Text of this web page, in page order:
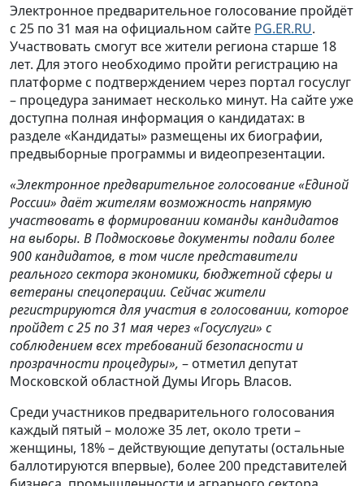
Электронное предварительное голосование пройдёт
с 25 по 31 мая на официальном сайте PG.ER.RU.
Участвовать смогут все жители региона старше 18
лет. Для этого необходимо пройти регистрацию на
платформе с подтверждением через портал госуслуг
– процедура занимает несколько минут. На сайте уже
доступна полная информация о кандидатах: в
разделе «Кандидаты» размещены их биографии,
предвыборные программы и видеопрезентации.
«Электронное предварительное голосование «Единой
России» даёт жителям возможность напрямую
участвовать в формировании команды кандидатов
на выборы. В Подмосковье документы подали более
900 кандидатов, в том числе представители
реального сектора экономики, бюджетной сферы и
ветераны спецоперации. Сейчас жители
регистрируются для участия в голосовании, которое
пройдет с 25 по 31 мая через «Госуслуги» с
соблюдением всех требований безопасности и
прозрачности процедуры», – отметил депутат
Московской областной Думы Игорь Власов.
Среди участников предварительного голосования
каждый пятый – моложе 35 лет, около трети –
женщины, 18% – действующие депутаты (остальные
баллотируются впервые), более 200 представителей